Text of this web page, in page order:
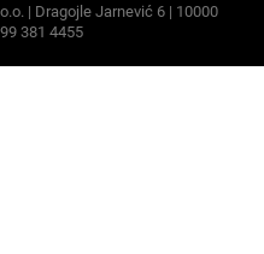
| Dragojle Jarnević 6 | 10000
381 4455